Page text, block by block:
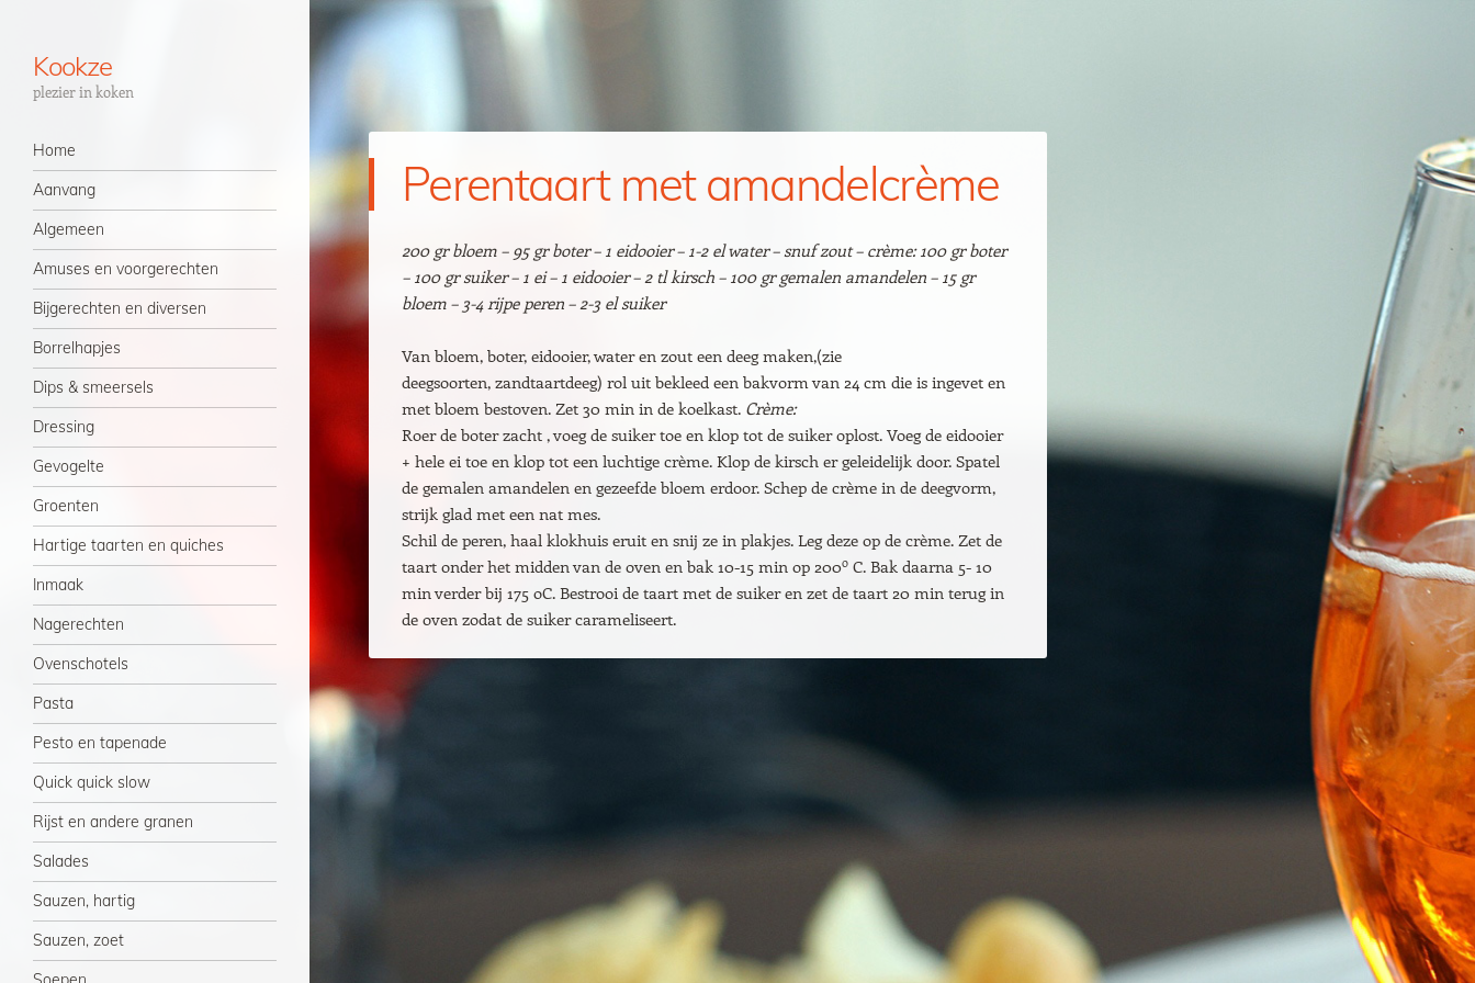
Kookze
plezier in koken
Navigatie
Spring naar inhoud
Home
Aanvang
Algemeen
Amuses en voorgerechten
Bijgerechten en diversen
Borrelhapjes
Dips & smeersels
Dressing
Gevogelte
Groenten
Hartige taarten en quiches
Inmaak
Nagerechten
Ovenschotels
Pasta
Pesto en tapenade
Quick quick slow
Rijst en andere granen
Salades
Sauzen, hartig
Sauzen, zoet
Perentaart met amandelcrème
200 gr bloem – 95 gr boter – 1 eidooier – 1-2 el water – snuf zout – crème: 100 gr boter
– 100 gr suiker – 1 ei – 1 eidooier – 2 tl kirsch – 100 gr gemalen amandelen – 15 gr
bloem – 3-4 rijpe peren – 2-3 el suiker
Van bloem, boter, eidooier, water en zout een deeg maken,(zie
deegsoorten, zandtaartdeeg) rol uit bekleed een bakvorm van 24 cm die is ingevet en
met bloem bestoven. Zet 30 min in de koelkast. Crème:
Roer de boter zacht , voeg de suiker toe en klop tot de suiker oplost. Voeg de eidooier
+ hele ei toe en klop tot een luchtige crème. Klop de kirsch er geleidelijk door. Spatel
de gemalen amandelen en gezeefde bloem erdoor. Schep de crème in de deegvorm,
strijk glad met een nat mes.
Schil de peren, haal klokhuis eruit en snij ze in plakjes. Leg deze op de crème. Zet de
taart onder het midden van de oven en bak 10-15 min op 200o C. Bak daarna 5- 10
min verder bij 175 oC. Bestrooi de taart met de suiker en zet de taart 20 min terug in
de oven zodat de suiker carameliseert.